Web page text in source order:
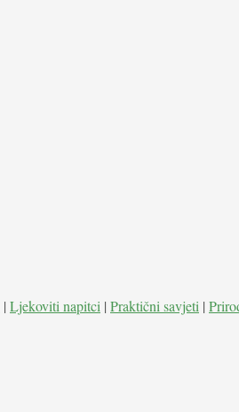
| Ljekoviti napitci | Praktični savjeti |